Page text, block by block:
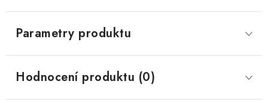
Parametry produktu
Hodnocení produktu (0)